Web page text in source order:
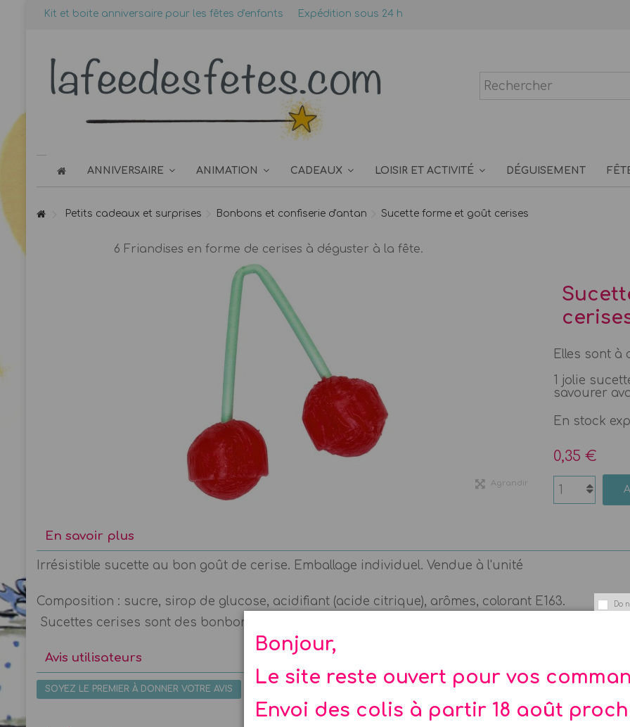
Do
Bonjour,
Le site reste ouvert pour vos
Envoi des colis à partir 18 août
Kit et boite anniversaire pour les fêtes d'enfants Expédition sous 24 h
ANNIVERSAIRE ANIMATION CADEAUX LOISIR ET ACTIVITÉ DÉGUISEMENT
Petits cadeaux et surprises Bonbons et confiserie d'antan Sucette forme et goût cerises
6 Friandises en forme de cerises à déguster à la fête.
Agrandir
Elles sont à
1 jolie
savourer
En stock
0,35 €
En savoir plus
Irrésistible sucette au bon goût de cerise. Emballage individuel. Vendue à l'unité
Composition : sucre, sirop de glucose, acidifiant (acide citrique), arômes, colorant E163.
Sucettes cerises sont des bonbons de la marque FIZZY.
Avis utilisateurs
SOYEZ LE PREMIER À DONNER VOTRE AVIS